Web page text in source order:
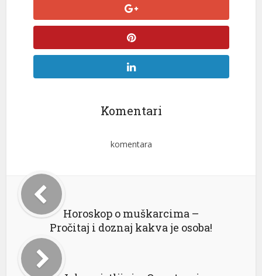
Komentari
komentara
Horoskop o muškarcima –
Pročitaj i doznaj kakva je osoba!